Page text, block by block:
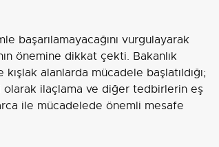
başarılamayacağını vurgulayarak
önemine dikkat çekti. Bakanlık
alanlarda mücadele başlatıldığı;
olarak ilaçlama ve diğer tedbirlerin eş
ile mücadelede önemli mesafe